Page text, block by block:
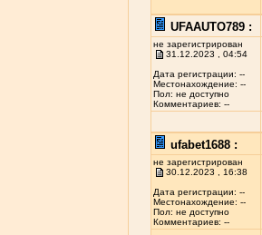
UFAAUTO789 :
не зарегистрирован
31.12.2023 , 04:54
Дата регистрации: --
Местонахождение: --
Пол: не доступно
Комментариев: --
ufabet1688 :
не зарегистрирован
30.12.2023 , 16:38
Дата регистрации: --
Местонахождение: --
Пол: не доступно
Комментариев: --